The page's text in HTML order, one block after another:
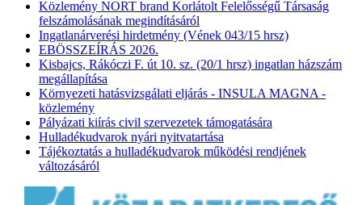
Közlemény NORT brand Korlátolt Felelősségű Társaság
felszámolásának megindításáról
Ingatlanárverési hirdetmény (Vének 043/15 hrsz)
EBÖSSZEÍRÁS 2026.
Kisbajcs, Rákóczi F. út 10. sz. (20/1 hrsz) ingatlan házszám
megállapítása
Környezeti hatásvizsgálati eljárás - INSULA MAGNA -
közlemény
Pályázati kiírás civil szervezetek támogatására
Hulladékudvarok nyári nyitvatartása
Tájékoztatás a hulladékudvarok működési rendjének
változásáról